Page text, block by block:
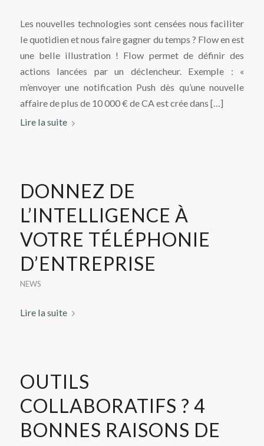
Les nouvelles technologies sont censées nous faciliter
le quotidien et nous faire gagner du temps ? Flow en est
une belle illustration ! Flow permet de définir des
actions lancées par un déclencheur. Exemple : «
m’envoyer une notification Push dès qu’une nouvelle
affaire de plus de 10 000 € de CA est crée dans […]
Lire la suite
DONNEZ DE
L’INTELLIGENCE À
VOTRE TÉLÉPHONIE
D’ENTREPRISE
NEWS
Lire la suite
OUTILS
COLLABORATIFS ? 4
BONNES RAISONS DE